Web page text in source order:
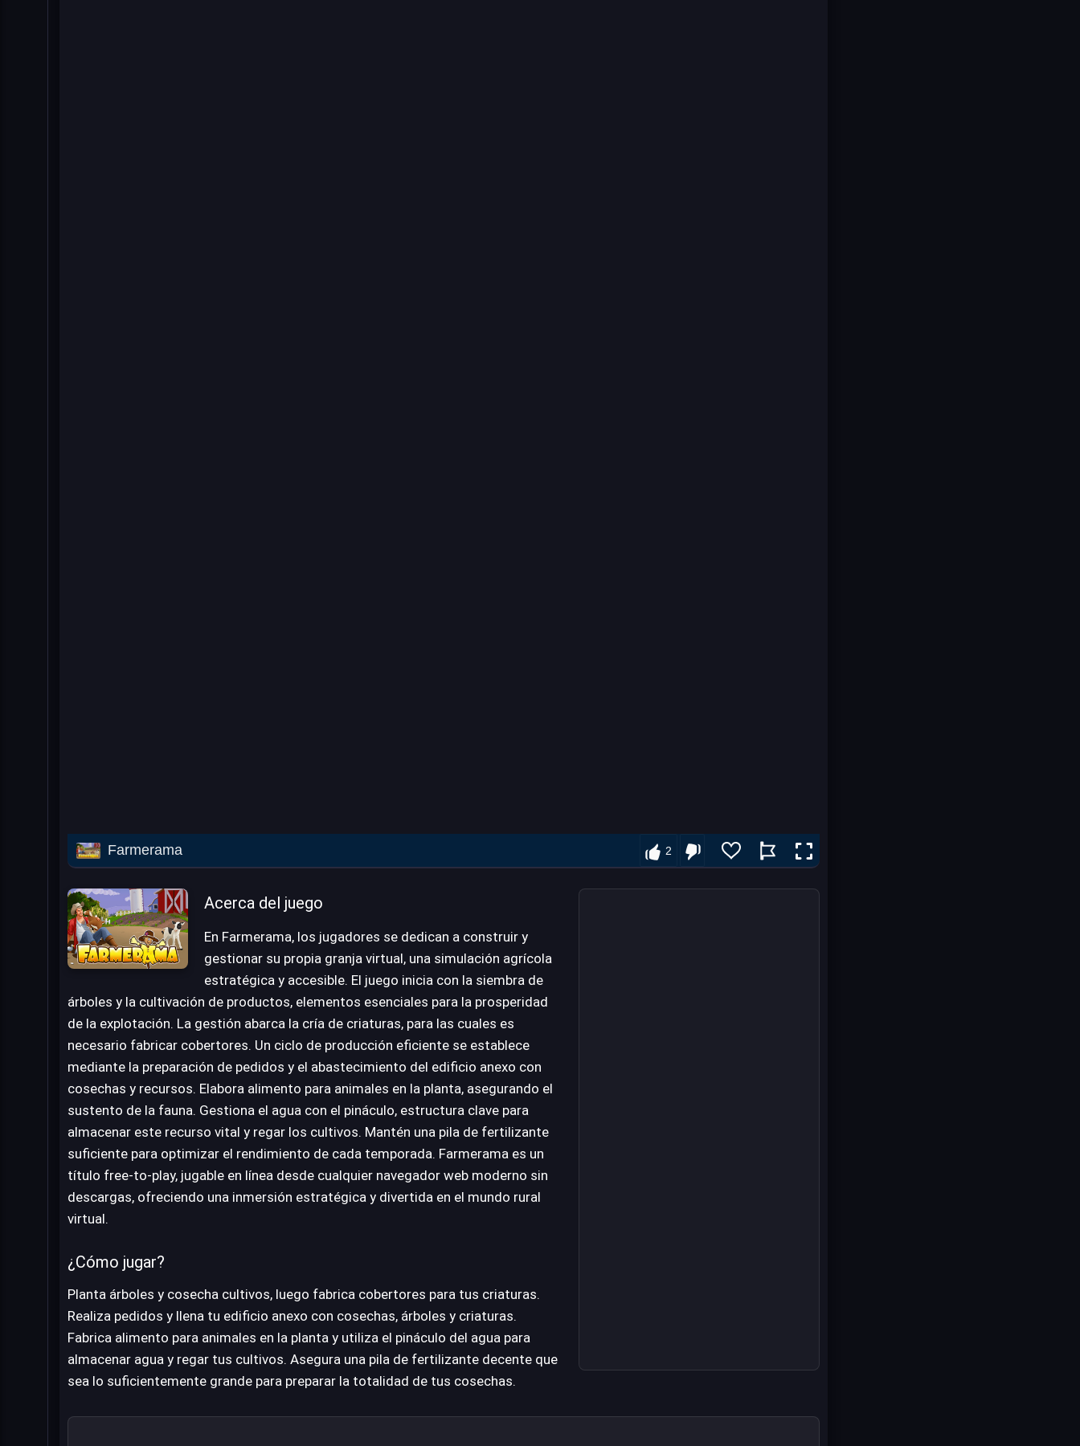
Farmerama 2
Acerca del juego
En Farmerama, los jugadores se dedican a construir y
gestionar su propia granja virtual, una simulación agrícola
estratégica y accesible. El juego inicia con la siembra de
árboles y la cultivación de productos, elementos esenciales para la prosperidad
de la explotación. La gestión abarca la cría de criaturas, para las cuales es
necesario fabricar cobertores. Un ciclo de producción eficiente se establece
mediante la preparación de pedidos y el abastecimiento del edificio anexo con
cosechas y recursos. Elabora alimento para animales en la planta, asegurando el
sustento de la fauna. Gestiona el agua con el pináculo, estructura clave para
almacenar este recurso vital y regar los cultivos. Mantén una pila de fertilizante
suficiente para optimizar el rendimiento de cada temporada. Farmerama es un
título free-to-play, jugable en línea desde cualquier navegador web moderno sin
descargas, ofreciendo una inmersión estratégica y divertida en el mundo rural
virtual.
¿Cómo jugar?
Planta árboles y cosecha cultivos, luego fabrica cobertores para tus criaturas.
Realiza pedidos y llena tu edificio anexo con cosechas, árboles y criaturas.
Fabrica alimento para animales en la planta y utiliza el pináculo del agua para
almacenar agua y regar tus cultivos. Asegura una pila de fertilizante decente que
sea lo suficientemente grande para preparar la totalidad de tus cosechas.